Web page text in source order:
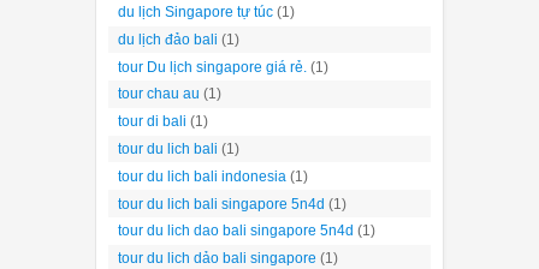
du lịch Singapore tự túc (1)
du lịch đảo bali (1)
tour Du lịch singapore giá rẻ. (1)
tour chau au (1)
tour di bali (1)
tour du lich bali (1)
tour du lich bali indonesia (1)
tour du lich bali singapore 5n4d (1)
tour du lich dao bali singapore 5n4d (1)
tour du lich dảo bali singapore (1)